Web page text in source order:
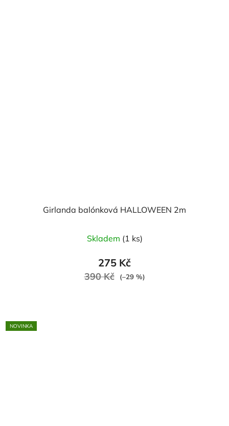
Girlanda balónková HALLOWEEN 2m
Skladem (1 ks)
275 Kč
390 Kč (–29 %)
NOVINKA